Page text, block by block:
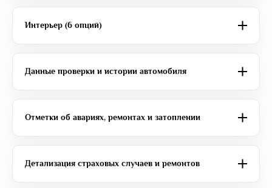
Интерьер (6 опций)
Данные проверки и истории автомобиля
Отметки об авариях, ремонтах и затоплении
Детализация страховых случаев и ремонтов